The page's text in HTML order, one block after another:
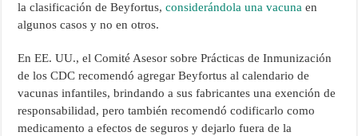
la clasificación de Beyfortus,considerándola una vacuna en
algunos casos y no en otros.
En EE. UU., el Comité Asesor sobre Prácticas de Inmunización
de los CDC recomendó agregar Beyfortus al calendario de
vacunas infantiles, brindando a sus fabricantes una exención de
responsabilidad, pero también recomendó codificarlo como
medicamento a efectos de seguros y dejarlo fuera de la